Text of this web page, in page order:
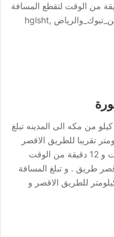
وجود ازدحام 10 ساعات و 54 دقيقة من الوقت لتقطع المسافة
حسب معطيات خرائط غوغل . #المسافة_بين_تبوك_والرياض hglsht,
من مكه الى المدينه تبلغ
مكة والمدينة المنورة 454 كيلومتر تقريبا للطريق الاقصر
مسافة قد يستغرق الطريق السالك 4 ساعات و 12 دقيقة من الوقت
طريق . و تبلغ المسافة
المسجد الحرام و المسجد النبوي 440 كيلومتر للطريق الاقصر و